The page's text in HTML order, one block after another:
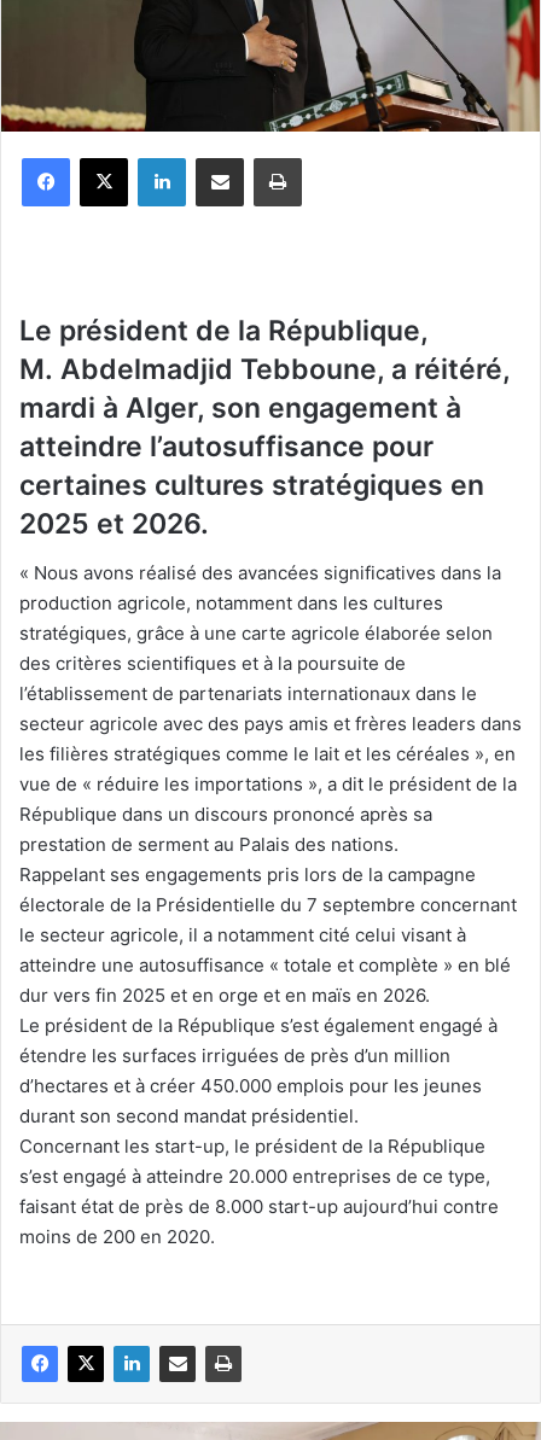
Le président de la République,
M. Abdelmadjid Tebboune, a réitéré,
mardi à Alger, son engagement à
atteindre l’autosuffisance pour
certaines cultures stratégiques en
2025 et 2026.
« Nous avons réalisé des avancées significatives dans la
production agricole, notamment dans les cultures
stratégiques, grâce à une carte agricole élaborée selon
des critères scientifiques et à la poursuite de
l’établissement de partenariats internationaux dans le
secteur agricole avec des pays amis et frères leaders dans
les filières stratégiques comme le lait et les céréales », en
vue de « réduire les importations », a dit le président de la
République dans un discours prononcé après sa
prestation de serment au Palais des nations.
Rappelant ses engagements pris lors de la campagne
électorale de la Présidentielle du 7 septembre concernant
le secteur agricole, il a notamment cité celui visant à
atteindre une autosuffisance « totale et complète » en blé
dur vers fin 2025 et en orge et en maïs en 2026.
Le président de la République s’est également engagé à
étendre les surfaces irriguées de près d’un million
d’hectares et à créer 450.000 emplois pour les jeunes
durant son second mandat présidentiel.
Concernant les start-up, le président de la République
s’est engagé à atteindre 20.000 entreprises de ce type,
faisant état de près de 8.000 start-up aujourd’hui contre
moins de 200 en 2020.